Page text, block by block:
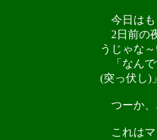
今日はも
2日前の
うじゃな～
「なんで
(突っ伏し)
つーか、
これはマ